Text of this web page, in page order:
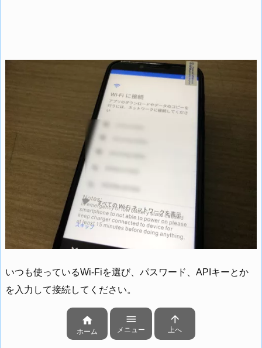
いつも使っているWi-Fiを選び、パスワード、APIキーとか
を入力して接続してください。

ホーム

メニュー

上へ